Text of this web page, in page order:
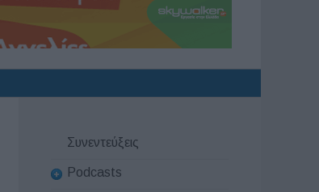
Συνεντεύξεις
Podcasts